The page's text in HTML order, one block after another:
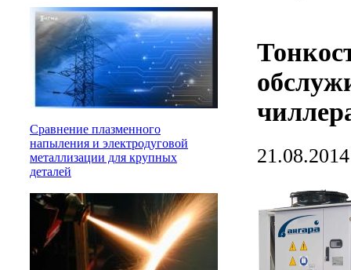
Сравнение плазменного
напыления и электродуговой
металлизации для крупных
деталей
21.08.2014